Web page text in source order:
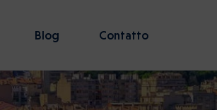
Blog Contatto